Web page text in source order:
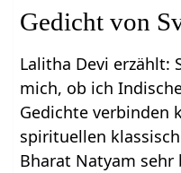
Gedicht von
Lalitha Devi erzählt:
mich, ob ich
Gedichte verbinden
spirituellen
Bharat Natyam